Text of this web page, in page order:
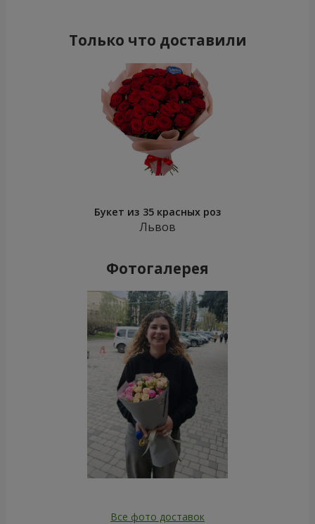
Только что доставили
Букет из 35 красных роз
Львов
Фотогалерея
Все фото доставок